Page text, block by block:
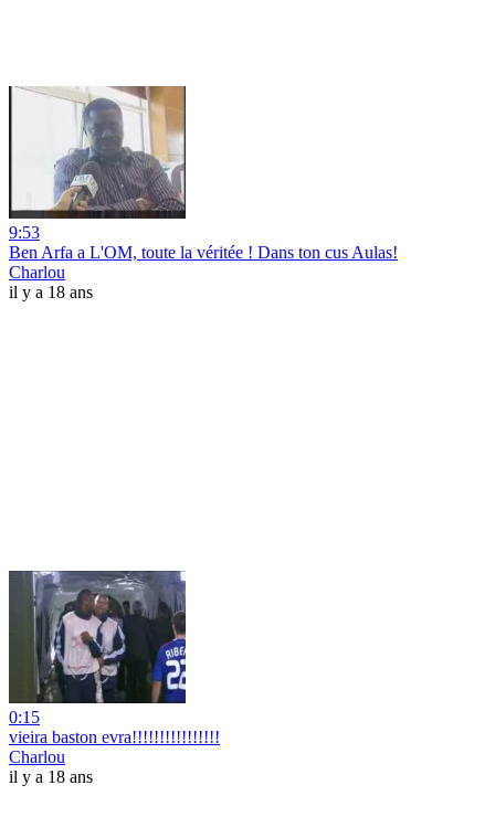
9:53
Ben Arfa a L'OM, toute la véritée ! Dans ton cus Aulas!
Charlou
il y a 18 ans
0:15
vieira baston evra!!!!!!!!!!!!!!!!
Charlou
il y a 18 ans